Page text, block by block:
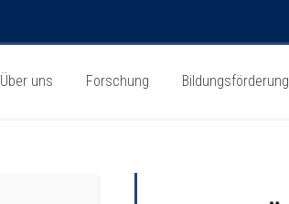
Über uns Forschung Bildungsförderung